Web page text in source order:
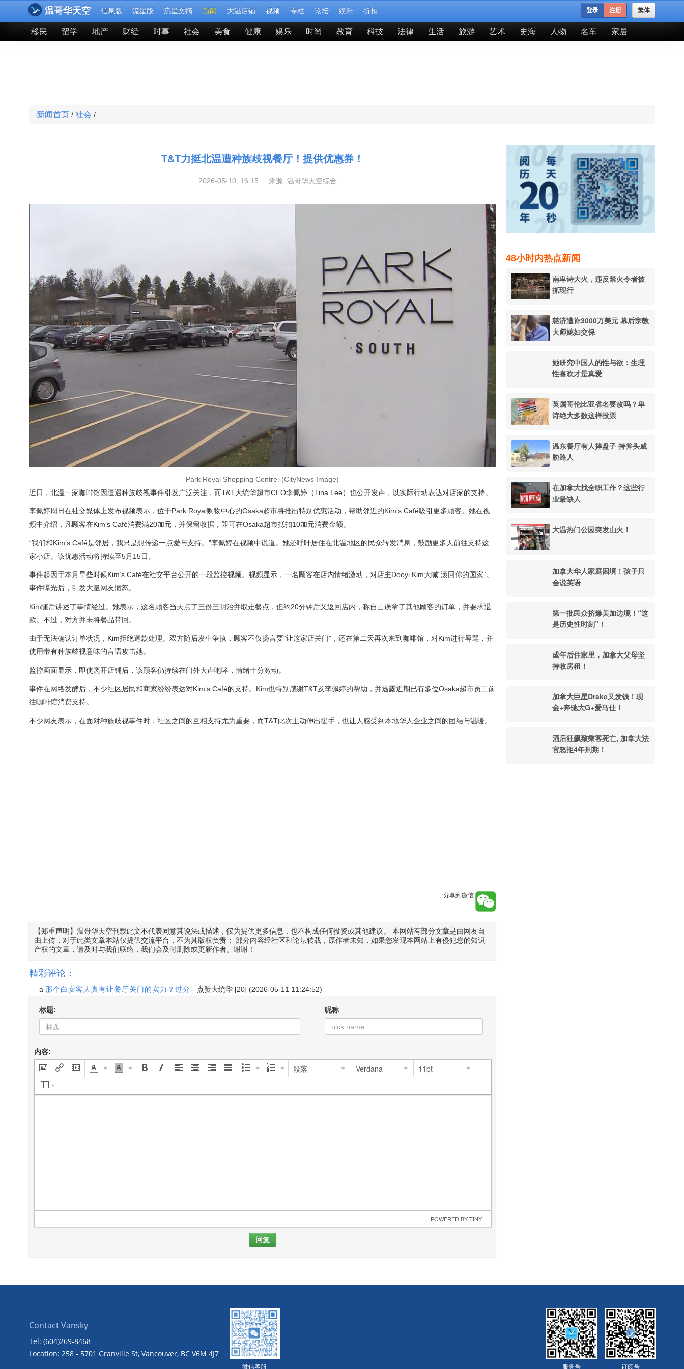
温哥华天空 信息版 流星版 流星文摘 新闻 大温店铺 视频 专栏 论坛 娱乐 折扣 繁体
登录 注册
移民 留学 地产 财经 时事 社会 美食 健康 娱乐 时尚 教育 科技 法律 生活 旅游 艺术 史海 人物 名车 家居
新闻首页 / 社会 /
T&T力挺北温遭种族歧视餐厅！提供优惠券！
2026-05-10, 16:15 来源: 温哥华天空综合
Park Royal Shopping Centre. (CityNews Image)
近日，北温一家咖啡馆因遭遇种族歧视事件引发广泛关注，而T&T大统华超市CEO李佩婷（Tina Lee）也公开发声，以实际行动表达对店家的支持。
李佩婷周日在社交媒体上发布视频表示，位于Park Royal购物中心的Osaka超市将推出特别优惠活动，帮助邻近的Kim’s Café吸引更多顾客。她在视
频中介绍，凡顾客在Kim’s Café消费满20加元，并保留收据，即可在Osaka超市抵扣10加元消费金额。
“我们和Kim’s Café是邻居，我只是想传递一点爱与支持。”李佩婷在视频中说道。她还呼吁居住在北温地区的民众转发消息，鼓励更多人前往支持这
家小店。该优惠活动将持续至5月15日。
事件起因于本月早些时候Kim’s Café在社交平台公开的一段监控视频。视频显示，一名顾客在店内情绪激动，对店主Dooyi Kim大喊“滚回你的国家”。
事件曝光后，引发大量网友愤怒。
Kim随后讲述了事情经过。她表示，这名顾客当天点了三份三明治并取走餐点，但约20分钟后又返回店内，称自己误拿了其他顾客的订单，并要求退
款。不过，对方并未将餐品带回。
由于无法确认订单状况，Kim拒绝退款处理。双方随后发生争执，顾客不仅扬言要“让这家店关门”，还在第二天再次来到咖啡馆，对Kim进行辱骂，并
使用带有种族歧视意味的言语攻击她。
监控画面显示，即使离开店铺后，该顾客仍持续在门外大声咆哮，情绪十分激动。
事件在网络发酵后，不少社区居民和商家纷纷表达对Kim’s Café的支持。Kim也特别感谢T&T及李佩婷的帮助，并透露近期已有多位Osaka超市员工前
往咖啡馆消费支持。
不少网友表示，在面对种族歧视事件时，社区之间的互相支持尤为重要，而T&T此次主动伸出援手，也让人感受到本地华人企业之间的团结与温暖。
分享到微信:
【郑重声明】温哥华天空刊载此文不代表同意其说法或描述，仅为提供更多信息，也不构成任何投资或其他建议。 本网站有部分文章是由网友自
由上传，对于此类文章本站仅提供交流平台，不为其版权负责； 部分内容经社区和论坛转载，原作者未知，如果您发现本网站上有侵犯您的知识
产权的文章，请及时与我们联络，我们会及时删除或更新作者。谢谢！
精彩评论：
a 那个白女客人真有让餐厅关门的实力？过分 - 点赞大统华 [20] (2026-05-11 11:24:52)
标题: 昵称
内容:
段落 Verdana 11pt
POWERED BY TINY
回复
48小时内热点新闻
南卑诗大火，违反禁火令者被
抓现行
慈济遭诈3000万美元 幕后宗教
大师媳妇交保
她研究中国人的性与欲：生理
性喜欢才是真爱
英属哥伦比亚省名要改吗？卑
诗绝大多数这样投票
温东餐厅有人摔盘子 持斧头威
胁路人
在加拿大找全职工作？这些行
业最缺人
大温热门公园突发山火！
加拿大华人家庭困境！孩子只
会说英语
第一批民众挤爆美加边境！“这
是历史性时刻”！
成年后住家里，加拿大父母坚
持收房租！
加拿大巨星Drake又发钱！现
金+奔驰大G+爱马仕！
酒后狂飙致乘客死亡, 加拿大法
官怒拒4年刑期！
Contact Vansky
Tel: (604)269-8468
Location: 258 - 5701 Granville St, Vancouver, BC V6M 4J7
微信客服 订阅号
服务号